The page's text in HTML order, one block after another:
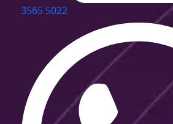
3565 5022